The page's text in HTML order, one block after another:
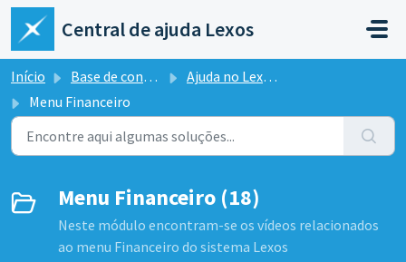
Ir para o conteúdo principal
Central de ajuda Lexos
Início Base de conhecimento
Ajuda no Lexos ERP
Menu Financeiro
Menu Financeiro (18)
Neste módulo encontram-se os vídeos relacionados
ao menu Financeiro do sistema Lexos